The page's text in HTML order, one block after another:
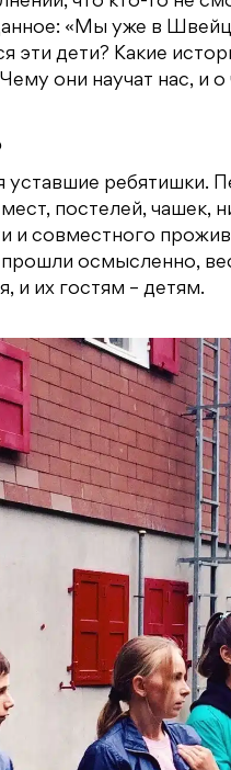
«Мы уже в
эти дети? Какие
они научат нас, и
уставшие ребятишки.
постелей, чашек,
и совместного
осмысленно,
и их гостям – детям.